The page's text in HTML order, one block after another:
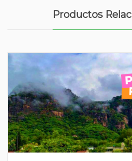
Productos